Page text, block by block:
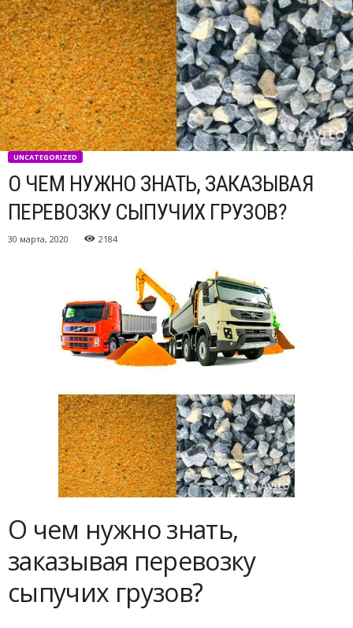
UNCATEGORIZED
О ЧЕМ НУЖНО ЗНАТЬ, ЗАКАЗЫВАЯ
ПЕРЕВОЗКУ СЫПУЧИХ ГРУЗОВ?
30 марта, 2020 2184
О чем нужно знать,
заказывая перевозку
сыпучих грузов?